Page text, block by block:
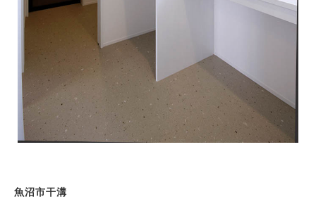
不動産情報
経営理念＆5つのお約束
Initiative
取り組み
After Service
建ててからのお付き合い
blog
魚沼市干溝